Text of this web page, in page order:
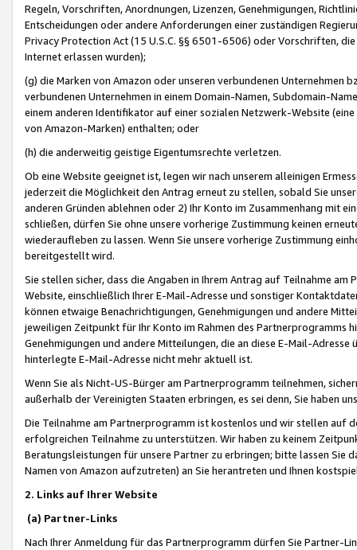
Regeln, Vorschriften, Anordnungen, Lizenzen, Genehmigungen,
Entscheidungen oder andere Anforderungen einer zuständigen
Privacy Protection Act (15 U.S.C. §§ 6501-6506) oder Vorschriften,
Internet erlassen wurden);
(g) die Marken von Amazon oder unseren verbundenen Unternehmen
verbundenen Unternehmen in einem Domain-Namen, Subdomain-
einem anderen Identifikator auf einer sozialen Netzwerk-Website
von Amazon-Marken) enthalten; oder
(h) die anderweitig geistige Eigentumsrechte verletzen.
Ob eine Website geeignet ist, legen wir nach unserem alleinigen
jederzeit die Möglichkeit den Antrag erneut zu stellen, sobald Sie
anderen Gründen ablehnen oder 2) Ihr Konto im Zusammenhang mit
schließen, dürfen Sie ohne unsere vorherige Zustimmung keinen
wiederaufleben zu lassen. Wenn Sie unsere vorherige Zustimmung
bereitgestellt wird.
Sie stellen sicher, dass die Angaben in Ihrem Antrag auf Teilnahme
Website, einschließlich Ihrer E-Mail-Adresse und sonstiger
können etwaige Benachrichtigungen, Genehmigungen und andere
jeweiligen Zeitpunkt für Ihr Konto im Rahmen des Partnerprogramms
Genehmigungen und andere Mitteilungen, die an diese E-Mail-
hinterlegte E-Mail-Adresse nicht mehr aktuell ist.
Wenn Sie als Nicht-US-Bürger am Partnerprogramm teilnehmen,
außerhalb der Vereinigten Staaten erbringen, es sei denn, Sie haben
Die Teilnahme am Partnerprogramm ist kostenlos und wir stellen auf
erfolgreichen Teilnahme zu unterstützen. Wir haben zu keinem
Beratungsleistungen für unsere Partner zu erbringen; bitte lassen Sie
Namen von Amazon aufzutreten) an Sie herantreten und Ihnen
2. Links auf Ihrer Website
(a) Partner-Links
Nach Ihrer Anmeldung für das Partnerprogramm dürfen Sie Partner-